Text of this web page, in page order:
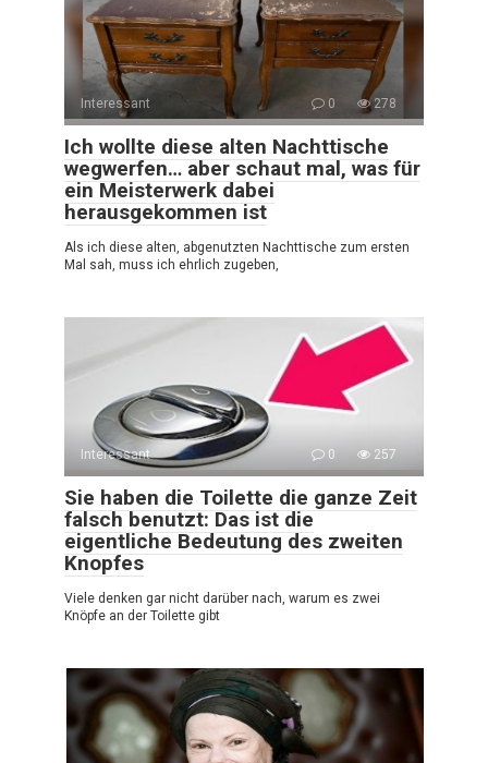
Interessant 0 278
Ich wollte diese alten Nachttische
wegwerfen… aber schaut mal, was für
ein Meisterwerk dabei
herausgekommen ist
Als ich diese alten, abgenutzten Nachttische zum ersten
Mal sah, muss ich ehrlich zugeben,
Interessant 0 257
Sie haben die Toilette die ganze Zeit
falsch benutzt: Das ist die
eigentliche Bedeutung des zweiten
Knopfes
Viele denken gar nicht darüber nach, warum es zwei
Knöpfe an der Toilette gibt